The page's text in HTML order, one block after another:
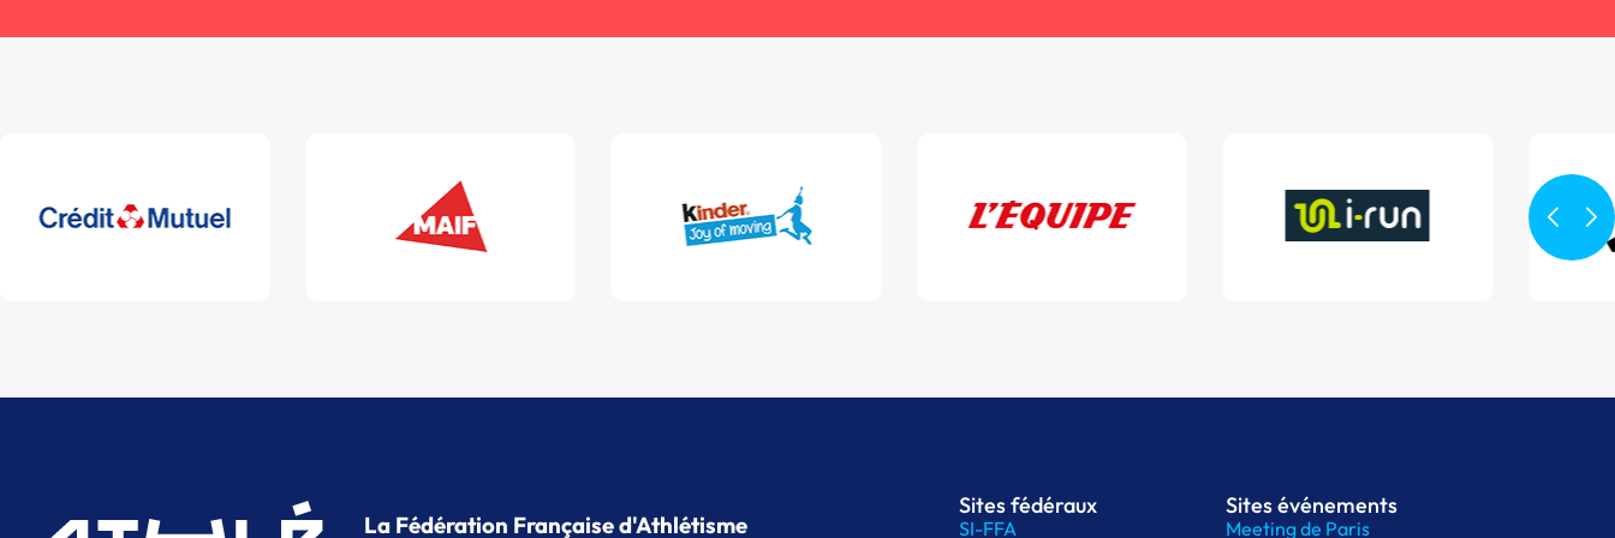
La Fédération Française d'Athlétisme
Sites fédéraux
SI-FFA
Sites événements
Meeting de Paris